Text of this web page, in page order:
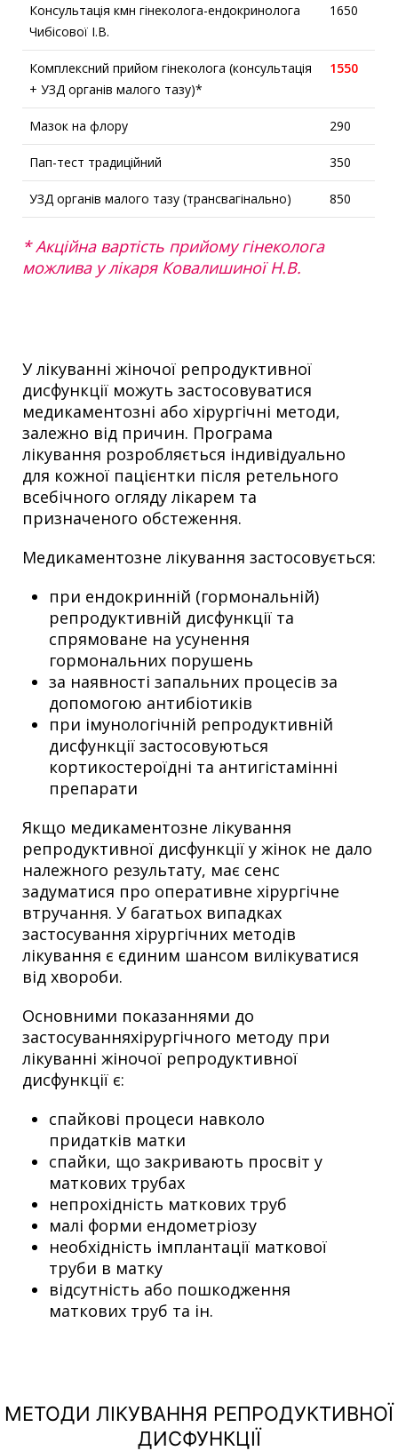
Консультація кмн гінеколога-ендокринолога
Чибісової І.В.
1650
Комплексний прийом гінеколога (консультація
+ УЗД органів малого тазу)*
1550
Мазок на флору 290
Пап-тест традиційний 350
УЗД органів малого тазу (трансвагінально) 850
* Акційна вартість прийому гінеколога
можлива у лікаря Ковалишиної Н.В.
У лікуванні жіночої репродуктивної
дисфункції можуть застосовуватися
медикаментозні або хірургічні методи,
залежно від причин. Програма
лікування розробляється індивідуально
для кожної пацієнтки після ретельного
всебічного огляду лікарем та
призначеного обстеження.
Медикаментозне лікування застосовується:
при ендокринній (гормональній)
репродуктивній дисфункції та
спрямоване на усунення
гормональних порушень
за наявності запальних процесів за
допомогою антибіотиків
при імунологічній репродуктивній
дисфункції застосовуються
кортикостероїдні та антигістамінні
препарати
Якщо медикаментозне лікування
репродуктивної дисфункції у жінок не дало
належного результату, має сенс
задуматися про оперативне хірургічне
втручання. У багатьох випадках
застосування хірургічних методів
лікування є єдиним шансом вилікуватися
від хвороби.
Основними показаннями до
застосуванняхірургічного методу при
лікуванні жіночої репродуктивної
дисфункції є:
спайкові процеси навколо
придатків матки
спайки, що закривають просвіт у
маткових трубах
непрохідність маткових труб
малі форми ендометріозу
необхідність імплантації маткової
труби в матку
відсутність або пошкодження
маткових труб та ін.
МЕТОДИ ЛІКУВАННЯ РЕПРОДУКТИВНОЇ
ДИСФУНКЦІЇ